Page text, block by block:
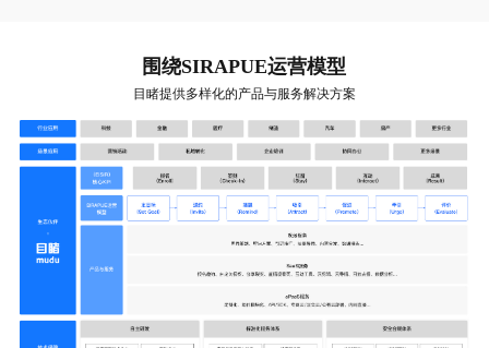
围绕SIRAPUE运营模型
目睹提供多样化的产品与服务解决方案